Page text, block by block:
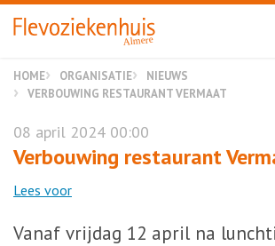
Almere
HOME ORGANISATIE
NIEUWS
VERBOUWING RESTAURANT VERMAAT
08 april 2024 00:00
Verbouwing restaurant
Lees voor
Vanaf vrijdag 12 april na